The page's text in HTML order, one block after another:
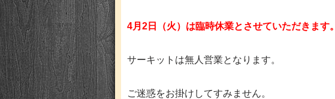
4月2日（火）は臨時休業とさせていただきます。
サーキットは無人営業となります。
ご迷惑をお掛けしてすみません。